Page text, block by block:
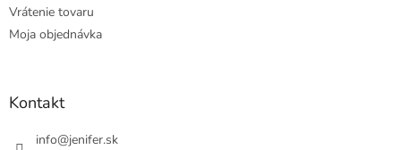
Vrátenie tovaru
Moja objednávka
Kontakt
info@jenifer.sk